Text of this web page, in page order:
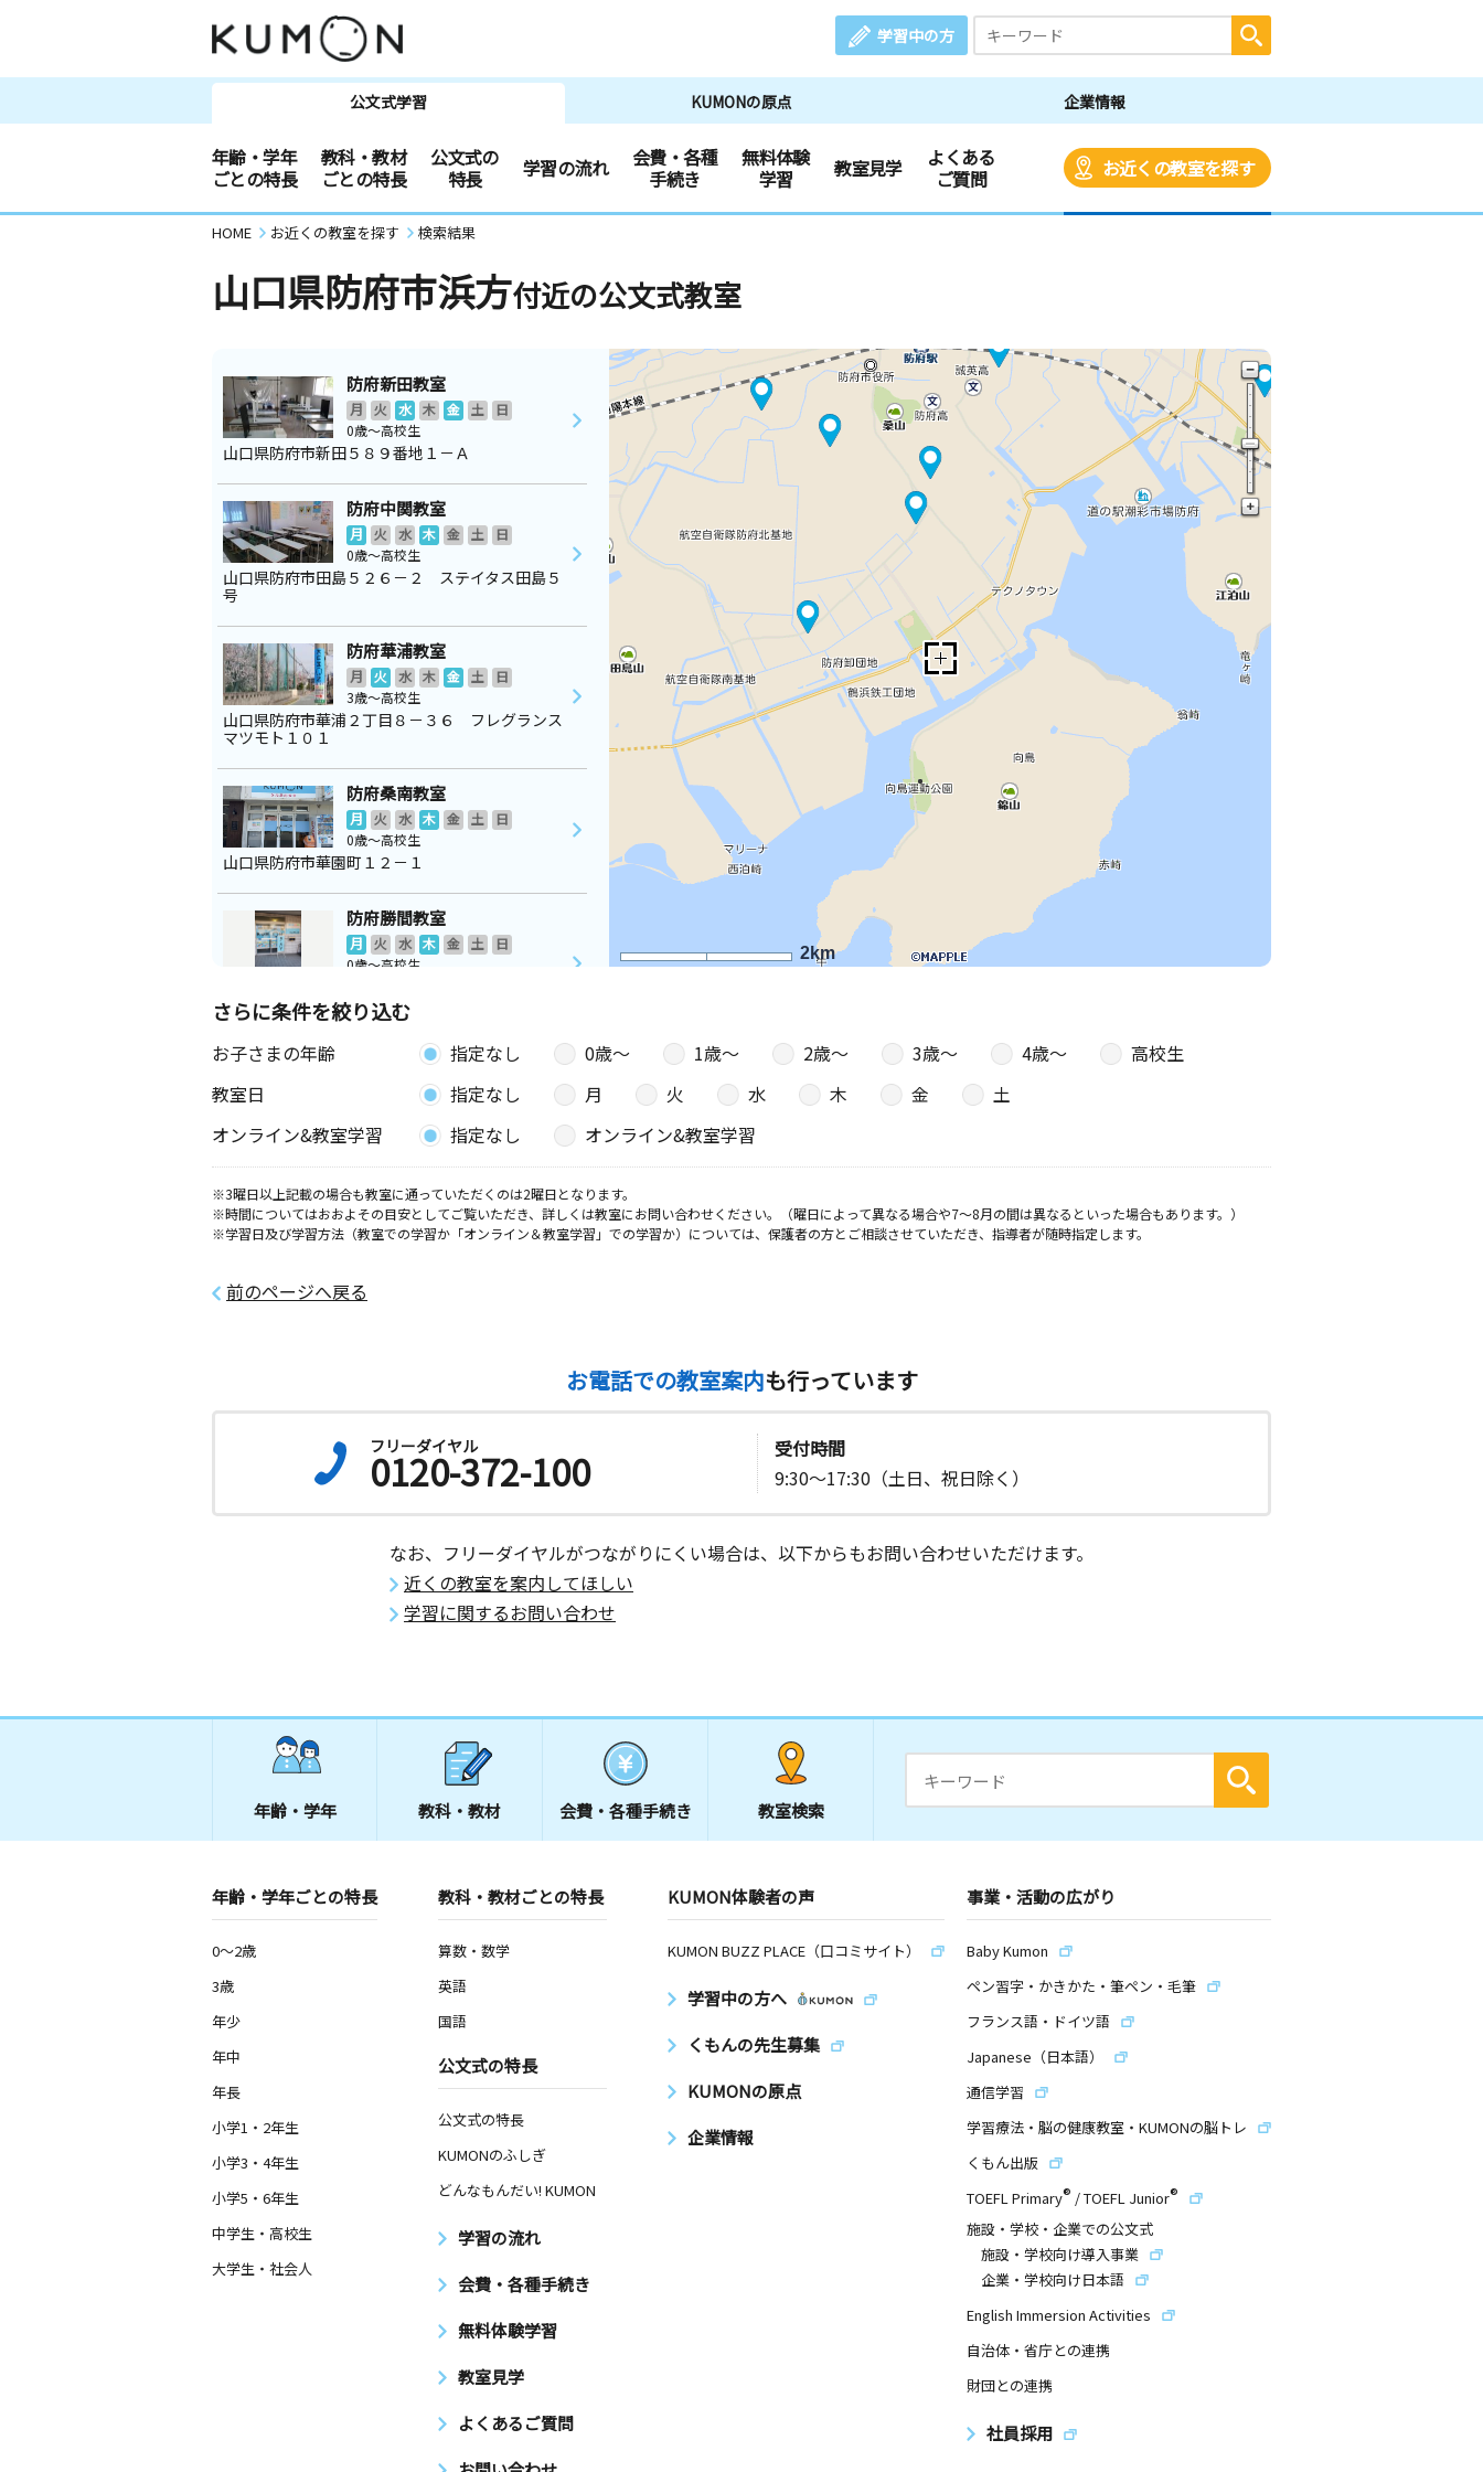
学習中の方
公文式学習 KUMONの原点 企業情報
年齢・学年
ごとの特長
教科・教材
ごとの特長
公文式の
特長
学習の流れ
会費・各種
手続き
無料体験
学習
教室見学
よくある
ご質問
お近くの教室を探す
HOME お近くの教室を探す 検索結果
山口県防府市浜方付近の公文式教室
2km
防府新田教室
月 火 水 木 金 土
日
0歳～高校生
山口県防府市新田５８９番地１－Ａ
防府中関教室
月 火 水 木 金 土
日
0歳～高校生
山口県防府市田島５２６－２ ステイタス田島５
号
防府華浦教室
月 火 水 木 金 土
日
3歳～高校生
山口県防府市華浦２丁目８－３６ フレグランス
マツモト１０１
防府桑南教室
月 火 水 木 金 土
日
0歳～高校生
山口県防府市華園町１２－１
防府勝間教室
月 火 水 木 金 土
日
0歳～高校生
号室
防府華城四辻教室
木 金 土
日
山口県防府市華城中央１丁目１－１
防府牟礼教室
月 火 水 木 金 土
日
3歳～高校生
さらに条件を絞り込む
お子さまの年齢 指定なし 0歳〜 1歳〜 2歳〜 3歳〜 4歳〜
高校生
教室日
指定なし 月 火 水 木 金
土
オンライン&教室学習
指定なし オンライン&教室学習
※3曜日以上記載の場合も教室に通っていただくのは2曜日となります。
※時間についてはおおよその目安としてご覧いただき、詳しくは教室にお問い合わせください。（曜日によって異なる場合や7～8月の間は異なるといった場合もあります。）
※学習日及び学習方法（教室での学習か「オンライン＆教室学習」での学習か）については、保護者の方とご相談させていただき、指導者が随時指定します。
前のページへ戻る
お電話での教室案内も行っています
フリーダイヤル
0120-372-100
受付時間
9:30～17:30（土日、祝日除く）
なお、フリーダイヤルがつながりにくい場合は、以下からもお問い合わせいただけます。
近くの教室を案内してほしい
学習に関するお問い合わせ
年齢・学年 教科・教材 会費・ 各種手続き 教室検索
年齢・学年ごとの特長
0～2歳
3歳
年少
年中
年長
小学1・2年生
小学3・4年生
小学5・6年生
中学生・高校生
大学生・社会人
教科・教材ごとの特長
算数・数学
英語
国語
公文式の特長
公文式の特長
KUMONのふしぎ
どんなもんだい! KUMON
学習の流れ
会費・各種手続き
無料体験学習
教室見学
よくあるご質問
KUMON体験者の声
KUMON BUZZ PLACE（口コミサイト）
学習中の方へ
くもんの先生募集
KUMONの原点
企業情報
事業・活動の広がり
Baby Kumon
ペン習字・かきかた・筆ペン・毛筆
フランス語・ドイツ語
Japanese（日本語）
通信学習
学習療法・脳の健康教室・KUMONの脳トレ
くもん出版
TOEFL Primary® /TOEFL Junior®
施設・学校・企業での公文式
施設・学校向け導入事業
企業・学校向け日本語
English Immersion Activities
自治体・省庁との連携
財団との連携
社員採用